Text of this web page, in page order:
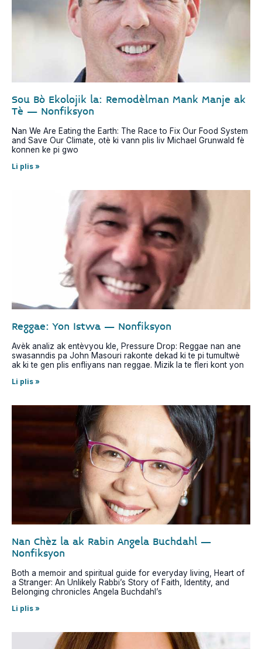
Sou Bò Ekolojik la: Remodèlman Mank Manje ak
Tè – Nonfiksyon
Nan We Are Eating the Earth: The Race to Fix Our Food System
and Save Our Climate, otè ki vann plis liv Michael Grunwald fè
konnen ke pi gwo
Li plis »
Reggae: Yon Istwa – Nonfiksyon
Avèk analiz ak entèvyou kle, Pressure Drop: Reggae nan ane
swasanndis pa John Masouri rakonte dekad ki te pi tumultwè
ak ki te gen plis enfliyans nan reggae. Mizik la te fleri kont yon
Li plis »
Nan Chèz la ak Rabin Angela Buchdahl –
Nonfiksyon
Both a memoir and spiritual guide for everyday living, Heart of
a Stranger: An Unlikely Rabbi’s Story of Faith, Identity, and
Belonging chronicles Angela Buchdahl’s
Li plis »